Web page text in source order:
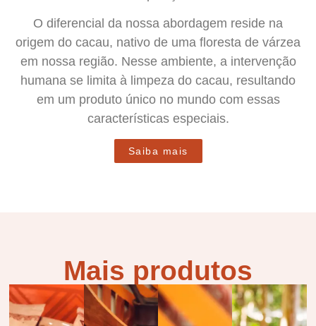
O diferencial da nossa abordagem reside na
origem do cacau, nativo de uma floresta de várzea
em nossa região. Nesse ambiente, a intervenção
humana se limita à limpeza do cacau, resultando
em um produto único no mundo com essas
características especiais.
Saiba mais
Mais produtos